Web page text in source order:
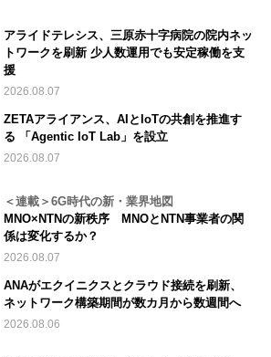
アライドテレシス、三原赤十字病院の院内ネッ
トワークを刷新 少人数運用でも安定稼働を支
援
2026.08.07
ZETAアライアンス、AIとIoTの共創を推進す
る 「Agentic IoT Lab」を設立
2026.08.07
＜連載＞6G時代の新・業界地図
MNO×NTNの新秩序 MNOとNTN事業者の関
係は変化するか？
2026.08.07
ANAがエクイニクスとクラウド接続を刷新、
ネットワーク構築期間が数カ月から数週間へ
2026.08.06